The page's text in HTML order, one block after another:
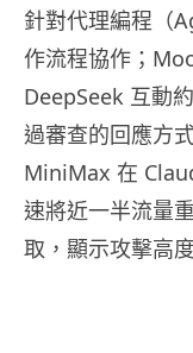
針對代理編程（
作流程協作；
DeepSeek 互動
過審查的回應方
MiniMax 在
速將近一半流量
取，顯示攻擊高